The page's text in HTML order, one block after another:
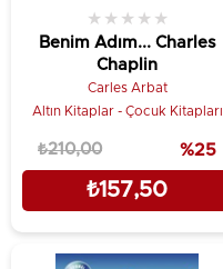
Benim Adım... Charles
Chaplin
★ ★ ★ ★ ★
Carles Arbat
Altın Kitaplar - Çocuk Kitapları
₺157,50
₺210,00 %25